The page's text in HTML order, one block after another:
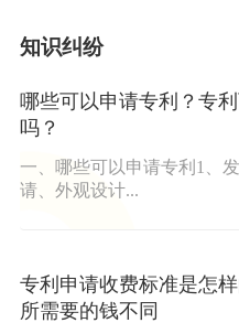
知识纠纷
哪些可以申请专利？专
吗？
一、哪些可以申请专利1、
请、外观设计...
专利申请收费标准是怎
所需要的钱不同